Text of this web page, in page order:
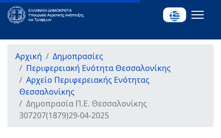
Αρχική
Δημοπρασίες
Περιφερειακή Ενότητα Θεσσαλονίκης
Αρχείο Περιφερειακής Ενότητας
Θεσσαλονίκης
Δημοπρασία Π.Ε. Θεσσαλονίκης
307207(1879)29-04-2025